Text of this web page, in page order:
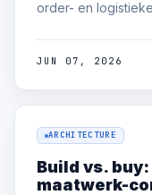
order- en
tools en een
autonoom systeem.
JUN 07, 2026
ARCHITECTURE
Build vs.
maatwerk-